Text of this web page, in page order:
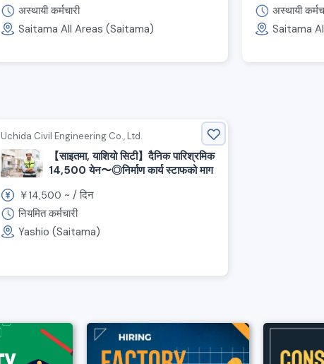
अस्थायी कर्मचारी
Saitama All Areas (Saitama)
अस्थायी
Saitama
Uchida Civil Engineering Co., Ltd.
【साइतमा, याशियो सिटी】दैनिक पारिश्रमिक
14,500 येन〜◎निर्माण कार्य स्टाफको माग
￥14,500 ~ /दिन
नियमित कर्मचारी
Yashio (Saitama)